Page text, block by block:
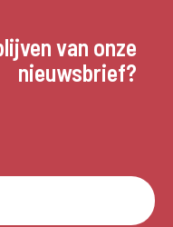
van onze
nieuwsbrief?